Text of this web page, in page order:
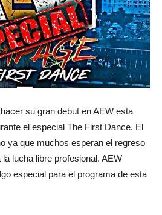
su gran debut en AEW esta
el especial The First Dance. El
ya que muchos esperan el regreso
lucha libre profesional. AEW
especial para el programa de esta